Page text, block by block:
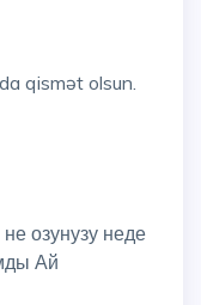
qismət olsun.
озунузу неде
Ай